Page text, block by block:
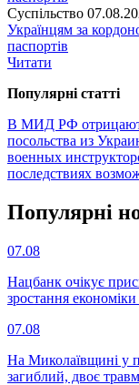
Суспiльство
Українцям за
паспортів
Читати
Популярнi статтi
В МИД РФ отрицают,
посольства из
военных
последствиях
Популярнi
07.08
Нацбанк очікує
зростання
07.08
На Миколаївщині у
загиблий, двоє